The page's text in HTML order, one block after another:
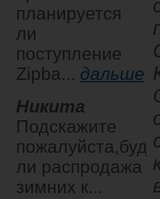
планируется
ли
поступление
Zipba... дальше
Никита
Подскажите
ли распродажа
зимних к...